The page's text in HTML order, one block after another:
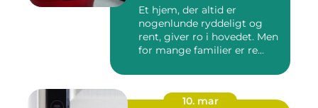
Et hjem, der altid er
nogenlunde ryddeligt og
rent, giver ro i hovedet. Men
for mange familier er re...
10. mar